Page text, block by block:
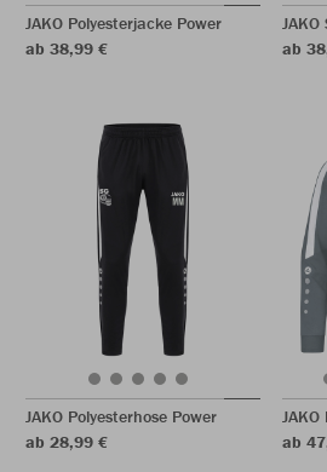
JAKO Polyesterjacke Power
ab 38,99 €
ab
JAKO Polyesterhose Power
ab 28,99 €
ab